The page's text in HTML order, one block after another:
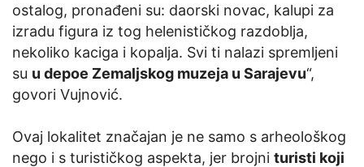
ostalog, pronađeni su: daorski novac, kalupi za
izradu figura iz tog helenističkog razdoblja,
nekoliko kaciga i kopalja. Svi ti nalazi spremljeni
su u depoe Zemaljskog muzeja u Sarajevu“,
govori Vujnović.
Ovaj lokalitet značajan je ne samo s arheološkog
nego i s turističkog aspekta, jer brojni turisti koji